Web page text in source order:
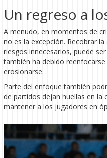
Un regreso a
A menudo, en momentos de
no es la excepción. Recobrar la
riesgos innecesarios, puede
también ha debido
erosionarse.
Parte del enfoque también
de partidos dejan huellas en la
mantener a los jugadores en